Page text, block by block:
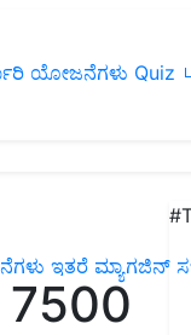
ಯೋಜನೆಗಳು Quiz
ಇತರೆ ಮ್ಯಾಗಜಿನ್‌
7500